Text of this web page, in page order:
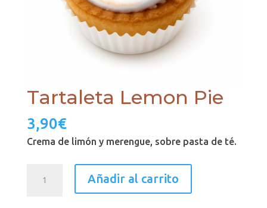
Tartaleta Lemon Pie
3,90€
Crema de limón y merengue, sobre pasta de té.
Añadir al carrito